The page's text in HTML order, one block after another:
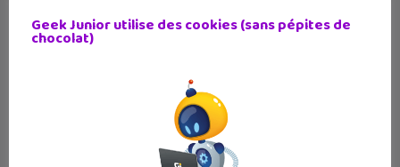
Apprendre avec YouTube #293 avec
Geek Junior utilise des cookies (sans pépites de
chocolat)